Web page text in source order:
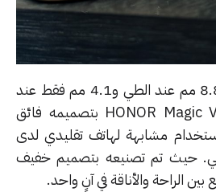
لا يتجاوز سُمك الجهاز 8.8 مم عند الطي و4.1 مم فقط عند
الفتح، لذا يبرز هاتف HONOR Magic V5 بتصميمه فائق
مشابهة لهاتف تقليدي لدى
تم تصنيعه بتصميم خفيف
والأناقة في آنٍ واحد.